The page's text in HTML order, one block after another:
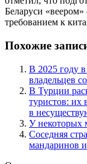
Беларуси
требованием к
Похожие
В 2025 году
владельцев
В Турции
туристов: их
в
У некоторых
Соседняя
мандаринов